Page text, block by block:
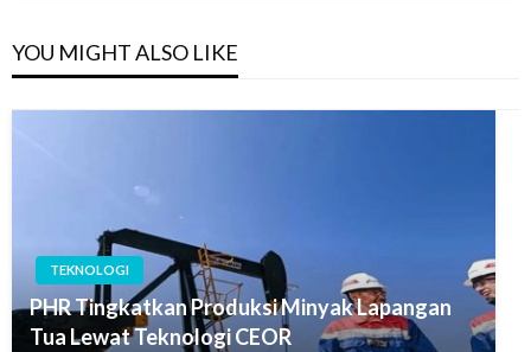
YOU MIGHT ALSO LIKE
TEKNOLOGI
PHR Tingkatkan Produksi Minyak Lapangan
Tua Lewat Teknologi CEOR